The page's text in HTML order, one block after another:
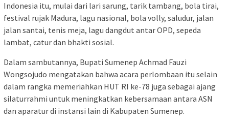
Indonesia itu, mulai dari lari sarung, tarik tambang, bola tirai,
festival rujak Madura, lagu nasional, bola volly, saludur, jalan
jalan santai, tenis meja, lagu dangdut antar OPD, sepeda
lambat, catur dan bhakti sosial.
Dalam sambutannya, Bupati Sumenep Achmad Fauzi
Wongsojudo mengatakan bahwa acara perlombaan itu selain
dalam rangka memeriahkan HUT RI ke-78 juga sebagai ajang
silaturrahmi untuk meningkatkan kebersamaan antara ASN
dan aparatur di instansi lain di Kabupaten Sumenep.